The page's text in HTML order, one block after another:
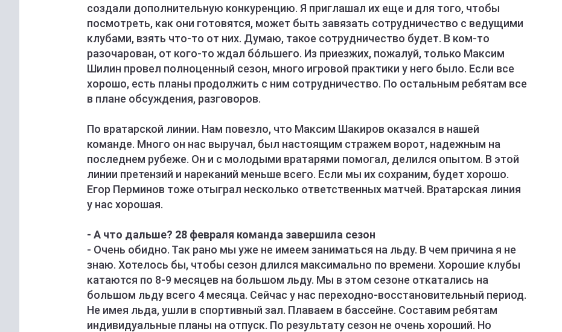
создали дополнительную конкуренцию. Я приглашал их еще и для того, чтобы
посмотреть, как они готовятся, может быть завязать сотрудничество с ведущими
клубами, взять что-то от них. Думаю, такое сотрудничество будет. В ком-то
разочарован, от кого-то ждал бóльшего. Из приезжих, пожалуй, только Максим
Шилин провел полноценный сезон, много игровой практики у него было. Если все
хорошо, есть планы продолжить с ним сотрудничество. По остальным ребятам все
в плане обсуждения, разговоров.
По вратарской линии. Нам повезло, что Максим Шакиров оказался в нашей
команде. Много он нас выручал, был настоящим стражем ворот, надежным на
последнем рубеже. Он и с молодыми вратарями помогал, делился опытом. В этой
линии претензий и нареканий меньше всего. Если мы их сохраним, будет хорошо.
Егор Перминов тоже отыграл несколько ответственных матчей. Вратарская линия
у нас хорошая.
- А что дальше? 28 февраля команда завершила сезон
- Очень обидно. Так рано мы уже не имеем заниматься на льду. В чем причина я не
знаю. Хотелось бы, чтобы сезон длился максимально по времени. Хорошие клубы
катаются по 8-9 месяцев на большом льду. Мы в этом сезоне откатались на
большом льду всего 4 месяца. Сейчас у нас переходно-восстановительный период.
Не имея льда, ушли в спортивный зал. Плаваем в бассейне. Составим ребятам
индивидуальные планы на отпуск. По результату сезон не очень хороший. Но